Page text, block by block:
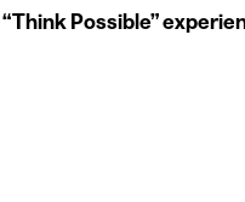
Possible”